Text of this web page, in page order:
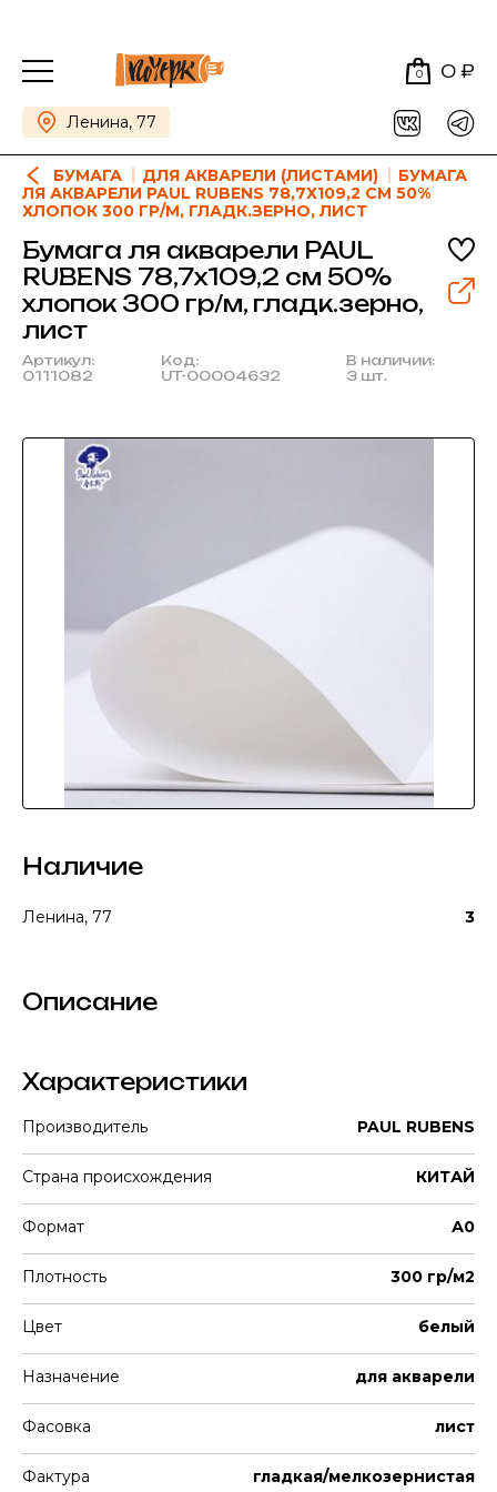
0 0 ₽
Ленина, 77
БУМАГА ДЛЯ АКВАРЕЛИ (ЛИСТАМИ)
БУМАГА
ЛЯ АКВАРЕЛИ PAUL RUBENS 78,7Х109,2 СМ 50%
ХЛОПОК 300 ГР/М, ГЛАДК.ЗЕРНО, ЛИСТ
Бумага ля акварели PAUL
RUBENS 78,7х109,2 см 50%
хлопок 300 гр/м, гладк.зерно,
лист
Артикул:
0111082
Код:
UT-00004632
В наличии:
3 шт.
Наличие
Ленина, 77 3
Описание
Характеристики
Производитель PAUL RUBENS
Страна происхождения КИТАЙ
Формат А0
Плотность 300 гр/м2
Цвет белый
Назначение для акварели
Фасовка лист
Фактура гладкая/мелкозернистая